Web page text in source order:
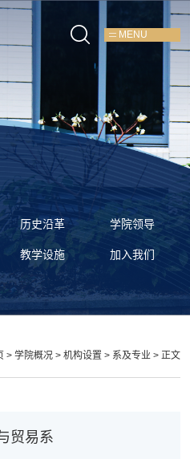
MENU
历史沿革 学院领导
教学设施 加入我们
>学院概况 >机构设置 > 系及专业 > 正文
贸易系